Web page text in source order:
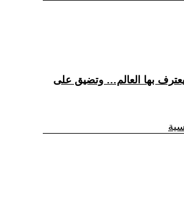
يعترف بها العالم… وتضيق على